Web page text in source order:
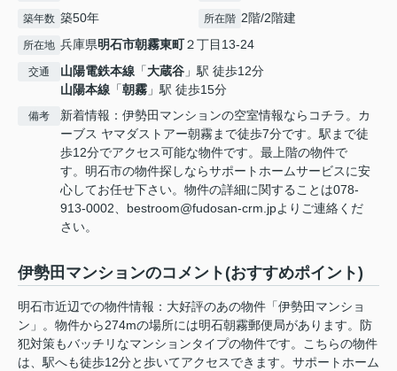
築年数 築50年 所在階 2階/2階建
所在地 兵庫県明石市朝霧東町２丁目13-24
交通 山陽電鉄本線 「大蔵谷 」駅 徒歩12分
山陽本線 「朝霧 」駅 徒歩15分
備考
新着情報：伊勢田マンションの空室情報ならコチラ。カ
ーブス ヤマダストアー朝霧まで徒歩7分です。駅まで徒
歩12分でアクセス可能な物件です。最上階の物件で
す。明石市の物件探しならサポートホームサービスに安
心してお任せ下さい。物件の詳細に関することは078-
913-0002、bestroom@fudosan-crm.jpよりご連絡くだ
さい。
伊勢田マンションのコメント(おすすめポイント)
明石市近辺での物件情報：大好評のあの物件「伊勢田マンショ
ン」。物件から274mの場所には明石朝霧郵便局があります。防
犯対策もバッチリなマンションタイプの物件です。こちらの物件
は、駅へも徒歩12分と歩いてアクセスできます。サポートホーム